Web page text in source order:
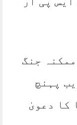
جنگ
پہنچ
کا دعویٰ